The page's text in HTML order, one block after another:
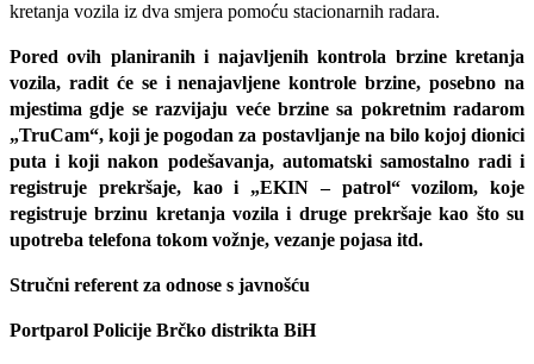
kretanja vozila iz dva smjera pomoću stacionarnih radara.
Pored ovih planiranih i najavljenih kontrola brzine kretanja
vozila, radit će se i nenajavljene kontrole brzine, posebno na
mjestima gdje se razvijaju veće brzine sa pokretnim radarom
„TruCam“, koji je pogodan za postavljanje na bilo kojoj dionici
puta i koji nakon podešavanja, automatski samostalno radi i
registruje prekršaje, kao i „EKIN – patrol“ vozilom, koje
registruje brzinu kretanja vozila i druge prekršaje kao što su
upotreba telefona tokom vožnje, vezanje pojasa itd.
Stručni referent za odnose s javnošću
Portparol Policije Brčko distrikta BiH